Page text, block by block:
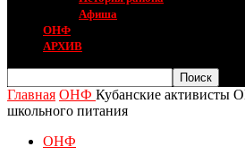
Афиша
ОНФ
АРХИВ
Главная ОНФ Кубанские активисты
школьного питания
ОНФ